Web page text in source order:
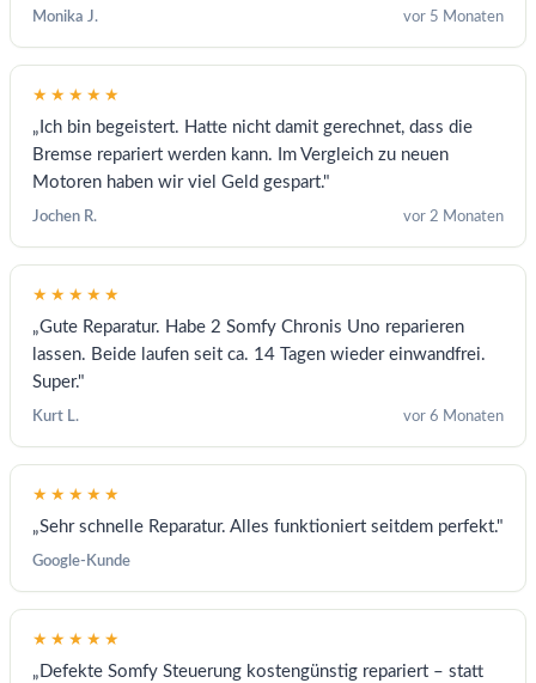
Monika J. vor 5 Monaten
★★★★★
„Ich bin begeistert. Hatte nicht damit gerechnet, dass die
Bremse repariert werden kann. Im Vergleich zu neuen
Motoren haben wir viel Geld gespart."
Jochen R. vor 2 Monaten
★★★★★
„Gute Reparatur. Habe 2 Somfy Chronis Uno reparieren
lassen. Beide laufen seit ca. 14 Tagen wieder einwandfrei.
Super."
Kurt L. vor 6 Monaten
★★★★★
„Sehr schnelle Reparatur. Alles funktioniert seitdem perfekt."
Google-Kunde
★★★★★
„Defekte Somfy Steuerung kostengünstig repariert – statt